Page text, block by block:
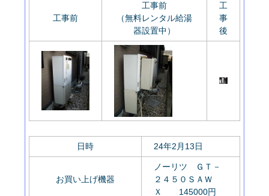
工事前
工事前
（無料レンタル給湯
器設置中）
工
事
後
日時 24年2月13日
お買い上げ機器
ノーリツ ＧＴ－
２４５０ＳＡＷ
Ｘ 145000円